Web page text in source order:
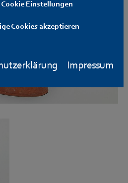
Cookie Einstellungen
Cookies akzeptieren
Impressum